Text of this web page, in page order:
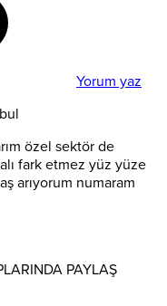
Yorum yaz
özel sektör de
fark etmez yüz yüze
arıyorum numaram
PAYLAŞ